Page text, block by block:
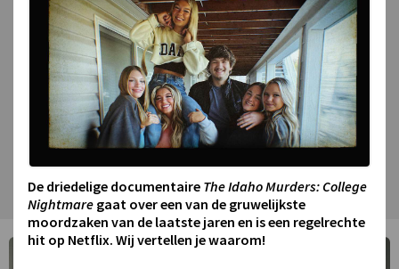
De driedelige documentaire The Idaho Murders: College
Nightmare gaat over een van de gruwelijkste
moordzaken van de laatste jaren en is een regelrechte
hit op Netflix. Wij vertellen je waarom!